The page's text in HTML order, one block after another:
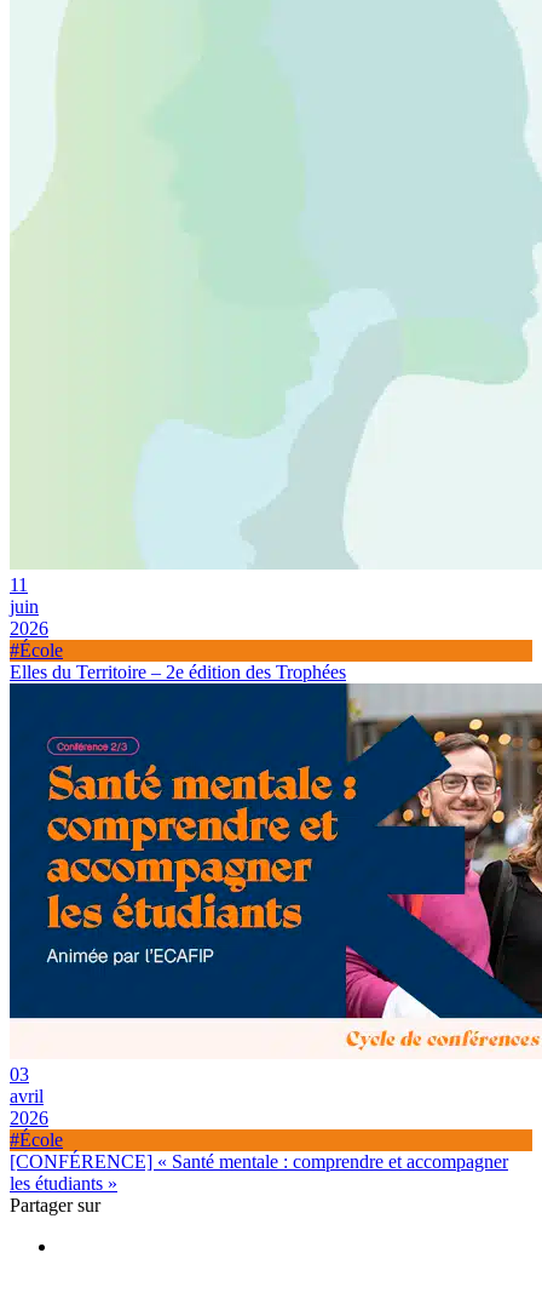
11
juin
2026
#École
Elles du Territoire – 2e édition des Trophées
03
avril
2026
#École
[CONFÉRENCE] « Santé mentale : comprendre et accompagner
les étudiants »
Partager sur